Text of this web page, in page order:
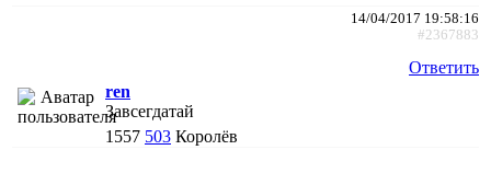
14/04/2017 19:58:16
#2367883
Ответить
ren
Завсегдатай
1557 503 Королёв